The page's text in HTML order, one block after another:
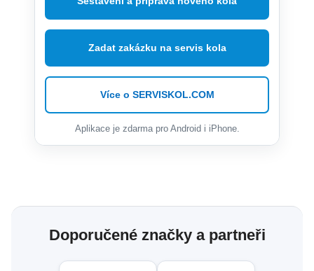
Zadat zakázku na servis kola
Více o SERVISKOL.COM
Aplikace je zdarma pro Android i iPhone.
Doporučené značky a partneři